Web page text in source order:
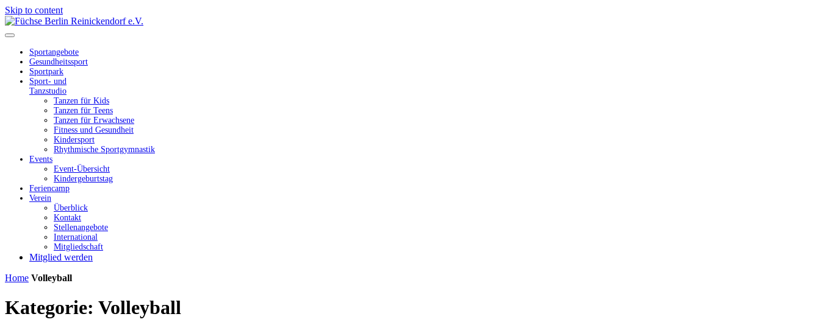
Skip to content
Sportangebote
Gesundheitssport
Sportpark
Sport- und
Tanzstudio
Tanzen für Kids
Tanzen für Teens
Tanzen für Erwachsene
Fitness und Gesundheit
Kindersport
Rhythmische Sportgymnastik
Events
Event-Übersicht
Kindergeburtstag
Feriencamp
Verein
Überblick
Kontakt
Stellenangebote
International
Mitgliedschaft
Mitglied werden
Home Volleyball
Kategorie: Volleyball